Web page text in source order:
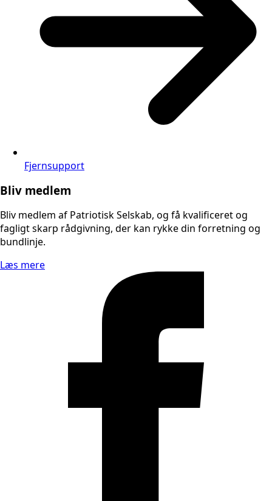
Fjernsupport
Bliv medlem
Bliv medlem af Patriotisk Selskab, og få kvalificeret og
fagligt skarp rådgivning, der kan rykke din forretning og
bundlinje.
Læs mere